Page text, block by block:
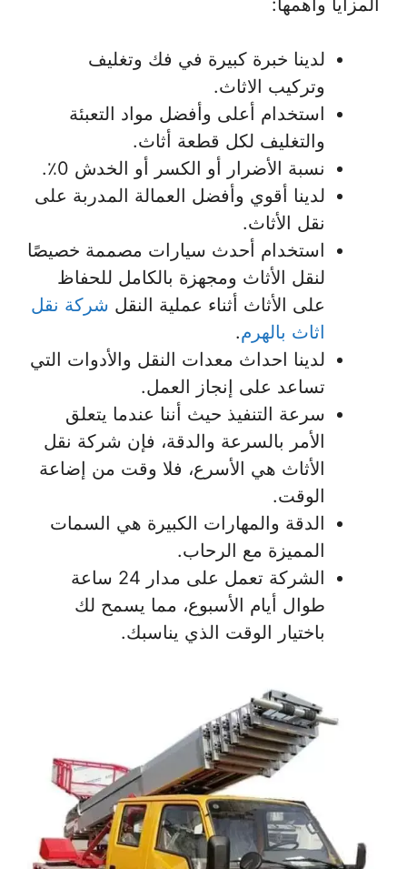
المزايا وأهمها:
لدينا خبرة كبيرة في فك وتغليف
وتركيب الاثاث.
استخدام أعلى وأفضل مواد التعبئة
والتغليف لكل قطعة أثاث.
نسبة الأضرار أو الكسر أو الخدش 0٪.
لدينا أقوي وأفضل العمالة المدربة على
نقل الأثاث.
استخدام أحدث سيارات مصممة خصيصًا
لنقل الأثاث ومجهزة بالكامل للحفاظ
على الأثاث أثناء عملية النقل شركة نقل
اثاث بالهرم.
لدينا احداث معدات النقل والأدوات التي
تساعد على إنجاز العمل.
سرعة التنفيذ حيث أننا عندما يتعلق
الأمر بالسرعة والدقة، فإن شركة نقل
الأثاث هي الأسرع، فلا وقت من إضاعة
الوقت.
الدقة والمهارات الكبيرة هي السمات
المميزة مع الرحاب.
الشركة تعمل على مدار 24 ساعة
طوال أيام الأسبوع، مما يسمح لك
باختيار الوقت الذي يناسبك.